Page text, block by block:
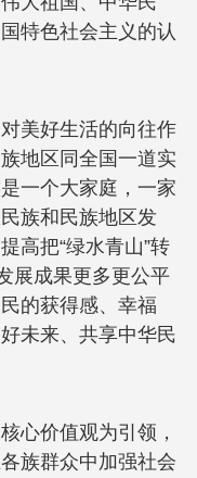
特色社会主义的认
美好生活的向往作
地区同全国一道实
一个大家庭，一家
族和民族地区发
高把“绿水青山”转
展成果更多更公平
的获得感、幸福
未来、共享中华民
心价值观为引领，
族群众中加强社会